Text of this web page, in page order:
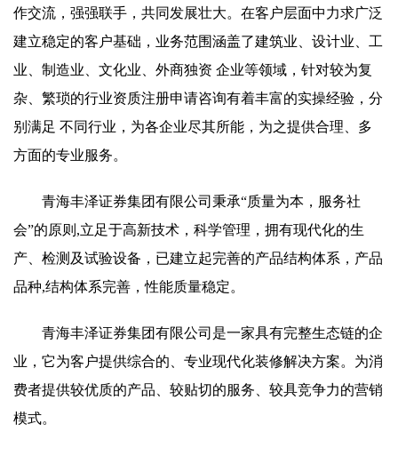
作交流，强强联手，共同发展壮大。在客户层面中力求广泛
建立稳定的客户基础，业务范围涵盖了建筑业、设计业、工
业、制造业、文化业、外商独资 企业等领域，针对较为复
杂、繁琐的行业资质注册申请咨询有着丰富的实操经验，分
别满足 不同行业，为各企业尽其所能，为之提供合理、多
方面的专业服务。
青海丰泽证券集团有限公司秉承“质量为本，服务社
会”的原则,立足于高新技术，科学管理，拥有现代化的生
产、检测及试验设备，已建立起完善的产品结构体系，产品
品种,结构体系完善，性能质量稳定。
青海丰泽证券集团有限公司是一家具有完整生态链的企
业，它为客户提供综合的、专业现代化装修解决方案。为消
费者提供较优质的产品、较贴切的服务、较具竞争力的营销
模式。